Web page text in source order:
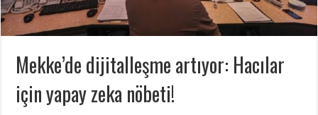
Mekke’de dijitalleşme artıyor: Hacılar
için yapay zeka nöbeti!